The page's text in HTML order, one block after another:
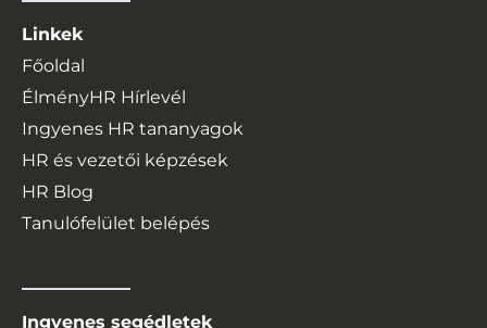
Linkek
Főoldal
ÉlményHR Hírlevél
Ingyenes HR tananyagok
HR és vezetői képzések
HR Blog
Tanulófelület belépés
Ingyenes segédletek